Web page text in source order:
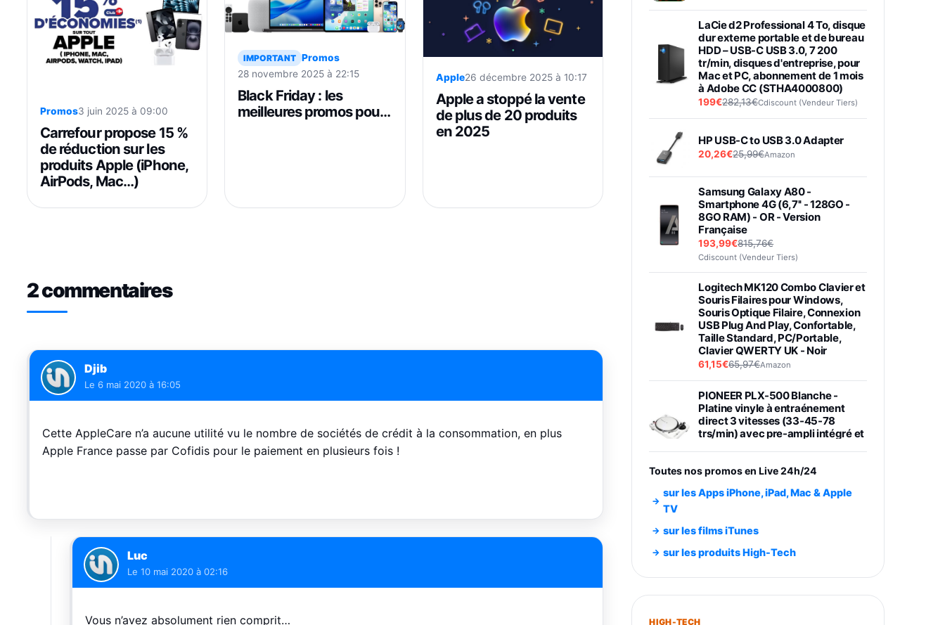
Promos3 juin 2025 à 09:00
Carrefour propose 15 %
de réduction sur les
produits Apple (iPhone,
AirPods, Mac…)
IMPORTANT Promos
28 novembre 2025 à 22:15
Black Friday : les
meilleures promos pour
Apple26 décembre 2025 à 10:17
Apple a stoppé la vente
de plus de 20 produits
en 2025
2 commentaires
Djib
Le 6 mai 2020 à 16:05
Cette AppleCare n’a aucune utilité vu le nombre de sociétés de crédit à la consommation, en plus
Apple France passe par Cofidis pour le paiement en plusieurs fois !
Luc
Le 10 mai 2020 à 02:16
Vous n’avez absolument rien comprit…
LaCie d2 Professional 4 To, disque
dur externe portable et de bureau
HDD – USB-C USB 3.0, 7 200
tr/min, disques d'entreprise, pour
Mac et PC, abonnement de 1 mois
à Adobe CC (STHA4000800)
199€282,13€Cdiscount (Vendeur Tiers)
HP USB-C to USB 3.0 Adapter
20,26€25,99€Amazon
Samsung Galaxy A80 -
Smartphone 4G (6,7'' - 128GO -
8GO RAM) - OR - Version
Française
193,99€815,76€
Cdiscount (Vendeur Tiers)
Logitech MK120 Combo Clavier et
Souris Filaires pour Windows,
Souris Optique Filaire, Connexion
USB Plug And Play, Confortable,
Taille Standard, PC/Portable,
Clavier QWERTY UK - Noir
61,15€65,97€Amazon
PIONEER PLX-500 Blanche -
Platine vinyle à entraénement
direct 3 vitesses (33-45-78
trs/min) avec pre-ampli intégré et
Smartphone SAMSUNG Galaxy
Smartphone SAMSUNG Galaxy
S26+ Violet 256Go
749,99€1240,43€Fnac (Vendeur Tiers)
Toutes nos promos en Live 24h/24
sur les Apps iPhone, iPad, Mac & Apple
TV
sur les films iTunes
sur les produits High-Tech
HIGH-TECH